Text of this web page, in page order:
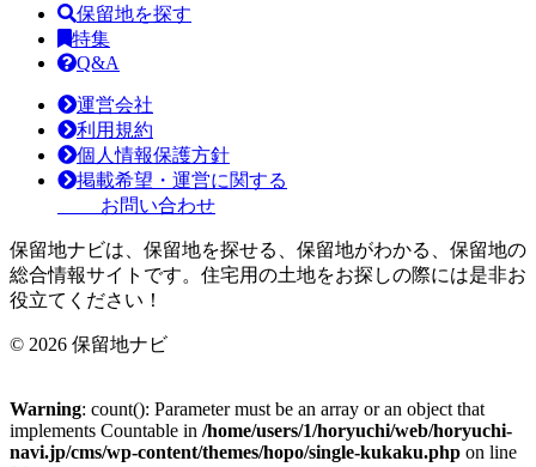
保留地を探す
特集
Q&A
運営会社
利用規約
個人情報保護方針
掲載希望・運営に関する
お問い合わせ
保留地ナビは、保留地を探せる、保留地がわかる、保留地の
総合情報サイトです。住宅用の土地をお探しの際には是非お
役立てください！
© 2026 保留地ナビ
Warning: count(): Parameter must be an array or an object that
implements Countable in /home/users/1/horyuchi/web/horyuchi-
navi.jp/cms/wp-content/themes/hopo/single-kukaku.php on line